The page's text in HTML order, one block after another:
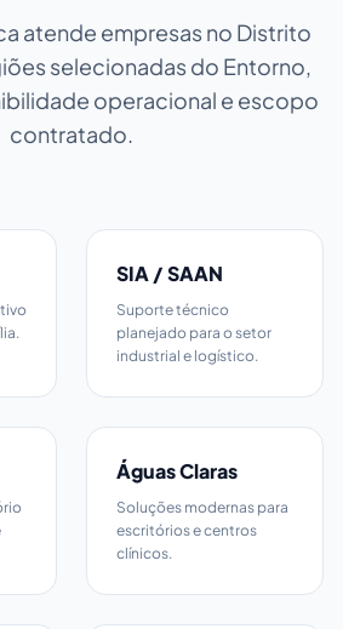
atende empresas no Distrito
selecionadas do Entorno,
operacional e escopo
contratado.
SIA / SAAN
Suporte técnico
planejado para o setor
industrial e logístico.
Águas Claras
Soluções modernas para
escritórios e centros
clínicos.